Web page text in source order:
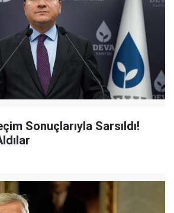
Sonuçlarıyla Sarsıldı!